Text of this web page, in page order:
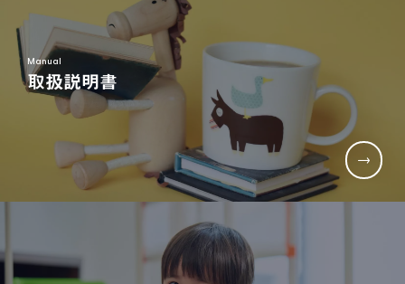
生産部門(品質管理、生産管理、技術開発など)
TEL:06-6791-7626
E-mail:info@nonaka-world.co.jp
Manual
取扱説明書